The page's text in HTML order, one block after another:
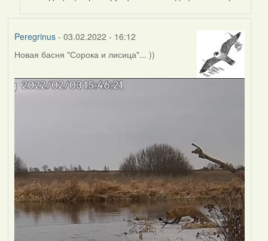
Peregrinus- 03.02.2022 - 16:12
Новая басня "Сорока и лисица"... ))